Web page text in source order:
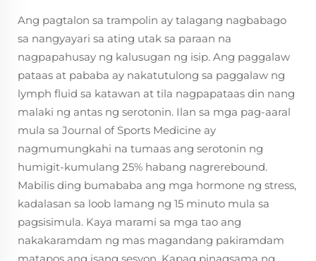
Ang pagtalon sa trampolin ay talagang nagbabago
sa nangyayari sa ating utak sa paraan na
nagpapahusay ng kalusugan ng isip. Ang paggalaw
pataas at pababa ay nakatutulong sa paggalaw ng
lymph fluid sa katawan at tila nagpapataas din nang
malaki ng antas ng serotonin. Ilan sa mga pag-aaral
mula sa Journal of Sports Medicine ay
nagmumungkahi na tumaas ang serotonin ng
humigit-kumulang 25% habang nagrerebound.
Mabilis ding bumababa ang mga hormone ng stress,
kadalasan sa loob lamang ng 15 minuto mula sa
pagsisimula. Kaya marami sa mga tao ang
nakakaramdam ng mas magandang pakiramdam